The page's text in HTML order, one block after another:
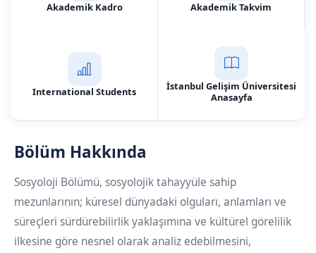
Akademik Kadro Akademik Takvim
International Students
İstanbul Gelişim Üniversitesi
Anasayfa
Bölüm Hakkında
Sosyoloji Bölümü, sosyolojik tahayyüle sahip
mezunlarının; küresel dünyadaki olguları, anlamları ve
süreçleri sürdürebilirlik yaklaşımına ve kültürel görelilik
ilkesine göre nesnel olarak analiz edebilmesini,